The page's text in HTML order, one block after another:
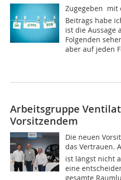
Zugegeben 
Beitrags habe
ist die Aussage
Folgenden
aber auf jeden
Arbeitsgruppe
Vorsitzendem
Die neuen
das Vertrauen.
ist längst nicht
eine
gesamte